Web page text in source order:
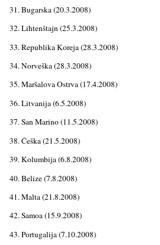
31. Bugarska (20.3.2008)
32. Lihtenštajn (25.3.2008)
33. Republika Koreja (28.3.2008)
34. Norveška (28.3.2008)
35. Maršalova Ostrva (17.4.2008)
36. Litvanija (6.5.2008)
37. San Marino (11.5.2008)
38. Češka (21.5.2008)
39. Kolumbija (6.8.2008)
40. Belize (7.8.2008)
41. Malta (21.8.2008)
42. Samoa (15.9.2008)
43. Portugalija (7.10.2008)